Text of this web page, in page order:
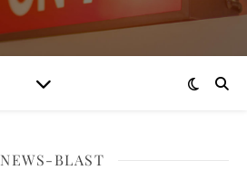
NEWS-BLAST